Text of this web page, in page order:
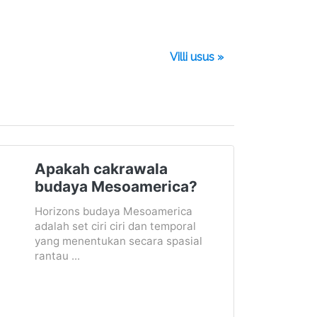
Villi usus »
Apakah cakrawala
budaya Mesoamerica?
Horizons budaya Mesoamerica
adalah set ciri ciri dan temporal
yang menentukan secara spasial
rantau ...